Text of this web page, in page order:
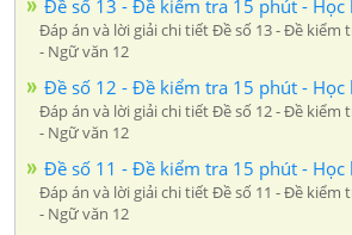
Đề số 13 - Đề kiểm tra 15 phút - Học
Đáp án và lời giải chi tiết Đề số 13 - Đề kiểm
- Ngữ văn 12
Đề số 12 - Đề kiểm tra 15 phút - Học
Đáp án và lời giải chi tiết Đề số 12 - Đề kiểm
- Ngữ văn 12
Đề số 11 - Đề kiểm tra 15 phút - Học
Đáp án và lời giải chi tiết Đề số 11 - Đề kiểm
- Ngữ văn 12